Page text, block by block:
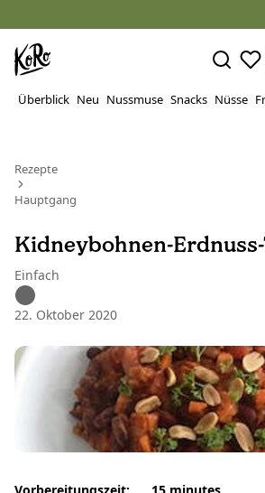
Überblick Neu Nussmuse Snacks Nüsse
Rezepte
Hauptgang
Kidneybohnen-
Einfach
22. Oktober 2020